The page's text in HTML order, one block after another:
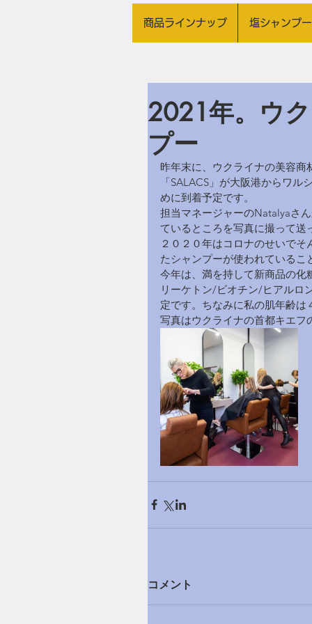
商品ラインナップ 塩シャンプ
2021年。ウ
プー
昨年末に、ウクライナの美容商
「SALACS」が大阪港からワ
めに到着予定です。
担当マネージャーのNatalyaさ
ているところを写真に撮って送
２０２０年はコロナのせいで
たシャンプーが使われているこ
今年は、満を持して新商品の
リーケトン/ビオチン/ヒアルロ
定です。ちなみに私の肌年齢は
写真はウクライナの首都キエフ
コメント